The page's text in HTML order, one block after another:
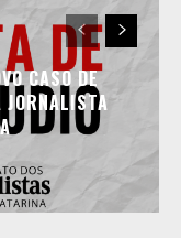
CASO DE